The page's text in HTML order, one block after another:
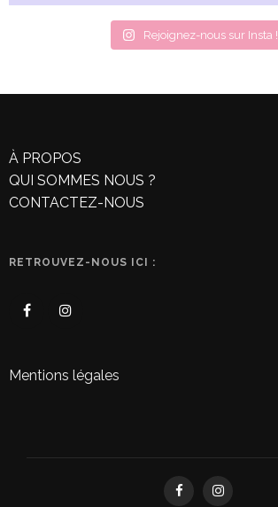
Rejoignez-nous sur Insta !
À PROPOS
QUI SOMMES NOUS ?
CONTACTEZ-NOUS
RETROUVEZ-NOUS ICI :
Mentions légales